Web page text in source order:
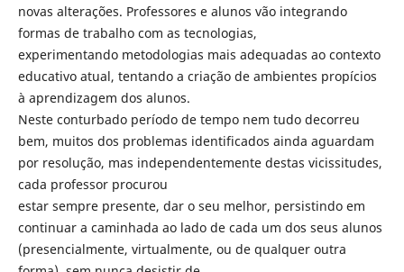
novas alterações. Professores e alunos vão integrando
formas de trabalho com as tecnologias,
experimentando metodologias mais adequadas ao contexto
educativo atual, tentando a criação de ambientes propícios
à aprendizagem dos alunos.
Neste conturbado período de tempo nem tudo decorreu
bem, muitos dos problemas identificados ainda aguardam
por resolução, mas independentemente destas vicissitudes,
cada professor procurou
estar sempre presente, dar o seu melhor, persistindo em
continuar a caminhada ao lado de cada um dos seus alunos
(presencialmente, virtualmente, ou de qualquer outra